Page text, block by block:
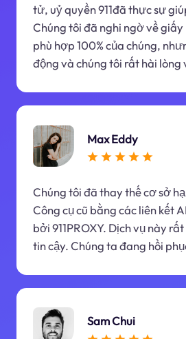
tử, uỷ quyền 911đã thực sự
Chúng tôi đã nghi ngờ về
phù hợp 100% của chúng,
động và chúng tôi rất hài lòng
Max Eddy
Chúng tôi đã thay thế cơ sở
Công cụ cũ bằng các liên kết
bởi 911PROXY. Dịch vụ này
tin cậy. Chúng ta đang hồi
Sam Chui